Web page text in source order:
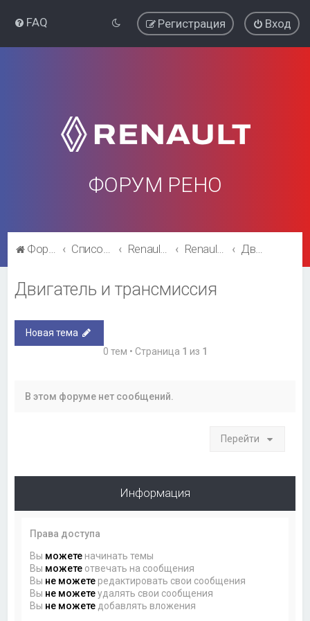
FAQ Вход
Регистрация
ФОРУМ РЕНО
Форум Рено Список форумов Renault Kaptur Renault Kaptur Двигатель и трансмиссия
Двигатель и трансмиссия
Новая тема
0 тем • Страница 1 из 1
В этом форуме нет сообщений.
Перейти
Информация
Права доступа
Вы можете начинать темы
Вы можете отвечать на сообщения
Вы не можете редактировать свои сообщения
Вы не можетеудалять свои сообщения
Вы не можете добавлять вложения